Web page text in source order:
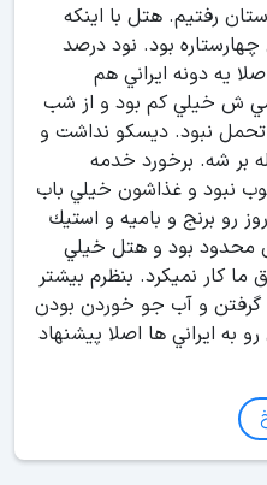
دوستان رفتيم. هتل با اينكه
بود. نود درصد
يه دونه ايراني هم
ش خيلي كم بود و از شب
تحمل نبود. ديسكو نداشت و
شه. برخورد خدمه
نبود و غذاشون خيلي باب
رو برنج و باميه و استيك
محدود بود و هتل خيلي
كار نميكرد. بنظرم بيشتر
گرفتن و آب جو خوردن بودن
ايراني ها اصلا پيشنهاد